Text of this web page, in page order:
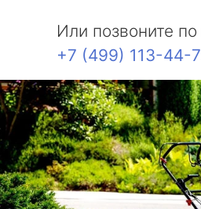
Или позвоните
+7 (499) 113-44-